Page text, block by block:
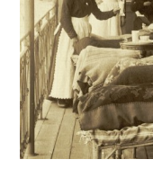
216.73.216.67